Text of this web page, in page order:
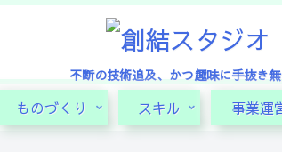
不断の技術追及、かつ趣味に手抜き無
ものづくり スキル 事業運